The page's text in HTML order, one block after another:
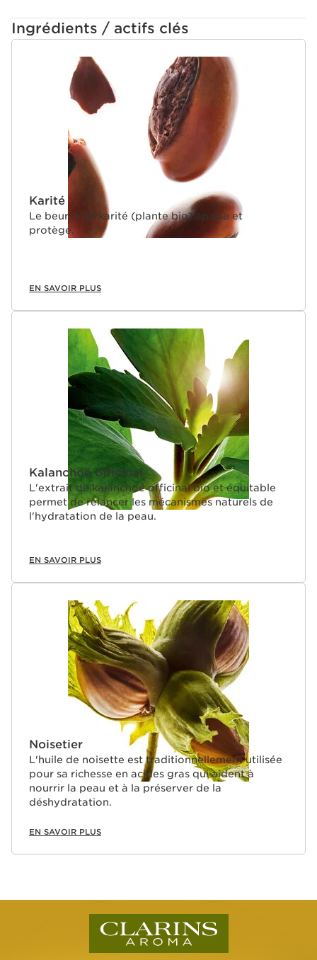
Ingrédients / actifs clés
ALLER AU CONTENU
Karité
Le beurre de karité (plante bio) apaise et
protège.
EN SAVOIR PLUS
Kalanchoé officinal
L'extrait de kalanchoé officinal bio et équitable
permet de relancer les mécanismes naturels de
l'hydratation de la peau.
EN SAVOIR PLUS
Noisetier
L'huile de noisette est traditionnellement utilisée
pour sa richesse en acides gras qui aident à
nourrir la peau et à la préserver de la
déshydratation.
EN SAVOIR PLUS